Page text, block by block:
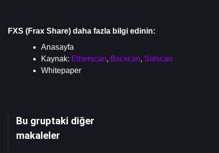
FXS (Frax Share) daha fazla bilgi edinin:
Anasayfa
Kaynak: Etherscan, Bscscan, Solscan
Whitepaper
Bu gruptaki diğer
makaleler